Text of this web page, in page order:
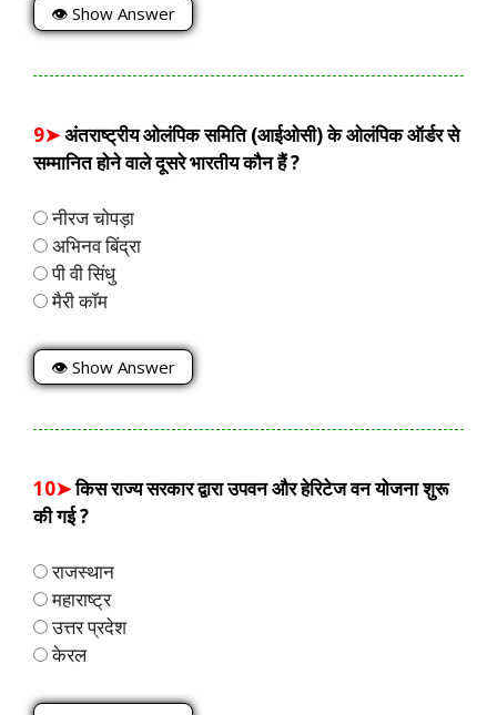
👁 Show Answer
9➤अंतराष्ट्रीय ओलंपिक समिति (आईओसी) के ओलंपिक ऑर्डर से
सम्मानित होने वाले दूसरे भारतीय कौन हैं ?
नीरज चोपड़ा
अभिनव बिंद्रा
पी वी सिंधु
मैरी कॉम
👁 Show Answer
10➤किस राज्य सरकार द्वारा उपवन और हेरिटेज वन योजना शुरू
की गई ?
राजस्थान
महाराष्ट्र
उत्तर प्रदेश
केरल